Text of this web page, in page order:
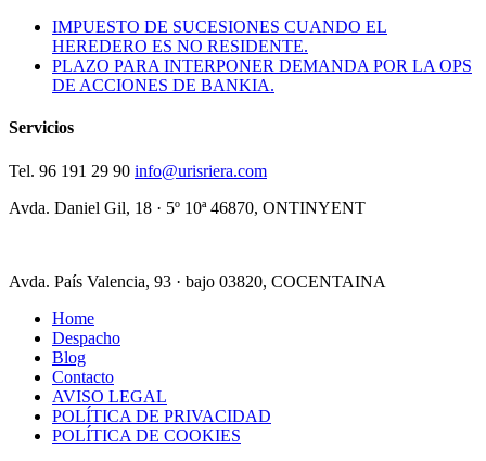
IMPUESTO DE SUCESIONES CUANDO EL
HEREDERO ES NO RESIDENTE.
PLAZO PARA INTERPONER DEMANDA POR LA OPS
DE ACCIONES DE BANKIA.
Servicios
Tel. 96 191 29 90 info@urisriera.com
Avda. Daniel Gil, 18 · 5º 10ª46870, ONTINYENT
Avda. País Valencia, 93 · bajo 03820, COCENTAINA
Home
Despacho
Blog
Contacto
AVISO LEGAL
POLÍTICA DE PRIVACIDAD
POLÍTICA DE COOKIES